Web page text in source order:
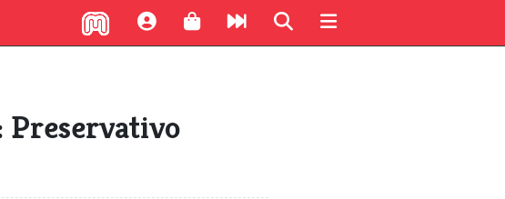
Preservativo